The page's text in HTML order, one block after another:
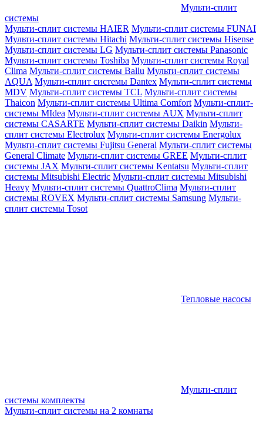
Мульти-сплит
системы
Мульти-сплит системы HAIER Мульти-сплит системы FUNAI
Мульти-сплит системы Hitachi Мульти-сплит системы Hisense
Мульти-сплит системы LG Мульти-сплит системы Panasonic
Мульти-сплит системы Toshiba Мульти-сплит системы Royal
Clima Мульти-сплит системы Ballu Мульти-сплит системы
AQUA Мульти-сплит системы Dantex Мульти-сплит системы
MDV Мульти-сплит системы TCL Мульти-сплит системы
Thaicon Мульти-сплит системы Ultima Comfort Мульти-сплит-
системы MIdea Мульти-сплит системы AUX Мульти-сплит
системы CASARTE Мульти-сплит системы Daikin Мульти-
сплит системы Electrolux Мульти-сплит системы Energolux
Мульти-сплит системы Fujitsu General Мульти-сплит системы
General Climate Мульти-сплит системы GREE Мульти-сплит
системы JAX Мульти-сплит системы Kentatsu Мульти-сплит
системы Mitsubishi Electric Мульти-сплит системы Mitsubishi
Heavy Мульти-сплит системы QuattroClima Мульти-сплит
системы ROVEX Мульти-сплит системы Samsung Мульти-
сплит системы Tosot
Тепловые насосы
Мульти-сплит
системы комплекты
Мульти-сплит системы на 2 комнаты